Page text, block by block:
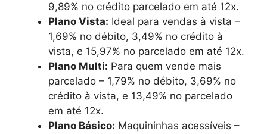
9,89% no crédito parcelado em até 12x.
Plano Vista: Ideal para vendas à vista –
1,69% no débito, 3,49% no crédito à
vista, e 15,97% no parcelado em até 12x.
Plano Multi: Para quem vende mais
parcelado – 1,79% no débito, 3,69% no
crédito à vista, e 13,49% no parcelado
em até 12x.
Plano Básico: Maquininhas acessíveis –